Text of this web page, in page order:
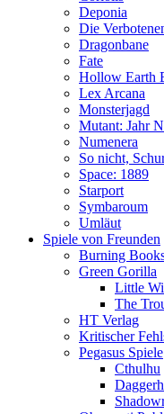
Deponia
Die
Dragonbane
Fate
Hollow Earth
Lex Arcana
Monsterjagd
Mutant: Jahr
Numenera
So nicht,
Space: 1889
Starport
Symbaroum
Umläut
Spiele von Freunden
Burning
Green Gorilla
Little
The
HT Verlag
Kritischer
Pegasus Spiele
Cthulhu